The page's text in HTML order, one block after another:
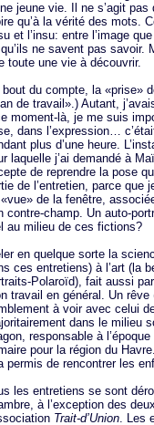
jeune vie. Il ne s’agit
qu’à la vérité des mots.
et l’insu: entre l’image
ne savent pas savoir.
toute une vie à découvrir.
bout du compte, la «prise»
de travail».) Autant,
moment-là, je me suis
dans l’expression…
plus d’une heure.
laquelle j’ai demandé à
de reprendre la pose
de l’entretien, parce que
«vue» de la fenêtre,
contre-champ. Un auto-
au milieu de ces fictions?
en quelque sorte la
ces entretiens) à l’art (la
Polaroïd), fait aussi
travail en général. Un
à voir avec celui
dans le milieu
responsable à
pour la région du
permis de rencontrer les
les entretiens se sont
à l’exception des
Trait-d’Union. Les